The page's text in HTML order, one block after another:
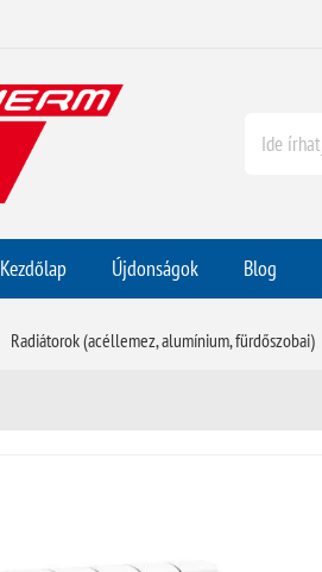
Kezdőlap Újdonságok Blog
Radiátorok (acéllemez, alumínium, fürdőszobai)